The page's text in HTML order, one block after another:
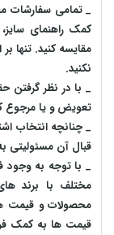
_ تمامی سفارشات
کمک راهنمای
مقایسه کنید. تنها
نکنید.
_ با در نظر گرفتن
تعویض و یا مرجوع
_ چنانچه انتخاب
قبال آن مسئولیتی
_ با توجه به‌ وجود
مختلف با برند
محصولات و قیمت
قیمت ها به کمک